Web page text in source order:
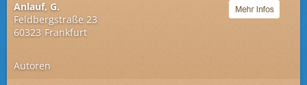
Anlauf, G.
Feldbergstraße 23
60323 Frankfurt
Autoren